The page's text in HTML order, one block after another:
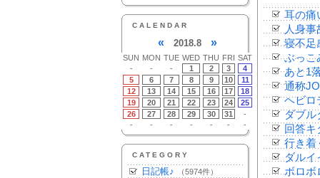
CALENDAR
« 2018.8 »
SUN MON TUE WED THU FRI SAT
-
- - 1 2 3
4
5
6 7 8 9 10
11
12
13 14 15 16 17
18
19
20 21 22 23 24
25
26
27 28 29 30 31
-
-
- - - - - -
CATEGORY
日記帳♪ （5974件）
耳の痛
人身
寝不足
ぶっこ
あと1
通称
ヘビロ
ダブル
回答キ
行き着
ダルイ
ボロボ